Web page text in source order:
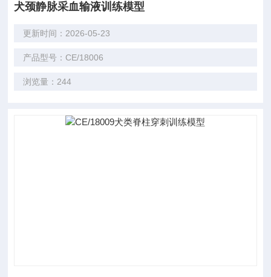
犬颈静脉采血输液训练模型
更新时间：2026-05-23
产品型号：CE/18006
浏览量：244